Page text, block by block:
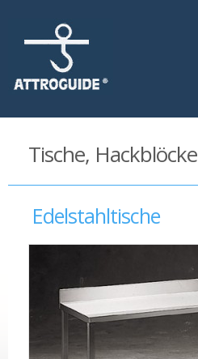
Tische, Hackblöcke
Edelstahltische